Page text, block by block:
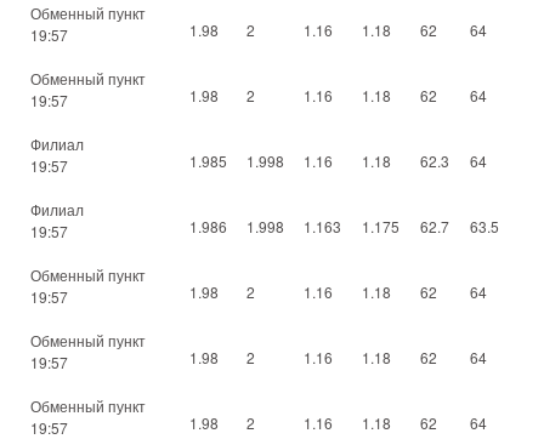
Обменный пункт
19:57
1.98 2 1.16 1.18 62 64
Обменный пункт
19:57
1.98 2 1.16 1.18 62 64
Филиал
19:57
1.985 1.998 1.16 1.18 62.3 64
Филиал
19:57
1.986 1.998 1.163 1.175 62.7 63.5
Обменный пункт
19:57
1.98 2 1.16 1.18 62 64
Обменный пункт
19:57
1.98 2 1.16 1.18 62 64
Обменный пункт
19:57
1.98 2 1.16 1.18 62 64